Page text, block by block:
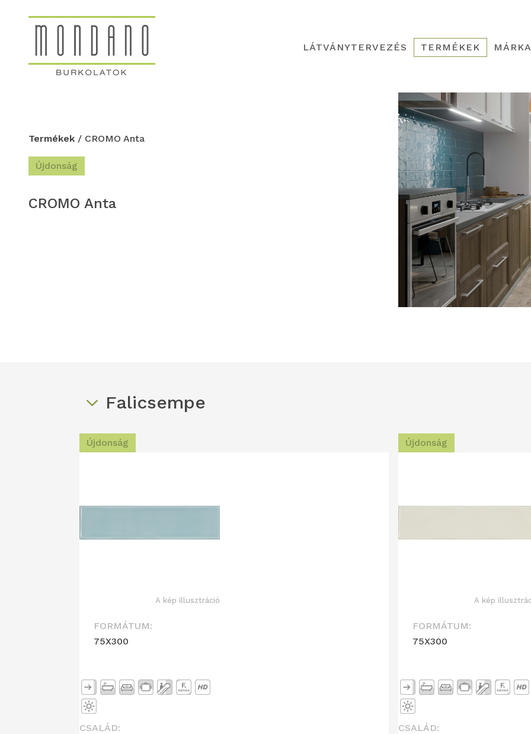
LÁTVÁNYTERVEZÉS TERMÉKEK
Termékek / CROMO Anta
Újdonság
CROMO Anta
Falicsempe
Újdonság
A kép illusztráció
FORMÁTUM:
75X300
CSALÁD:
Újdonság
A kép
FORMÁTUM:
75X300
CSALÁD: